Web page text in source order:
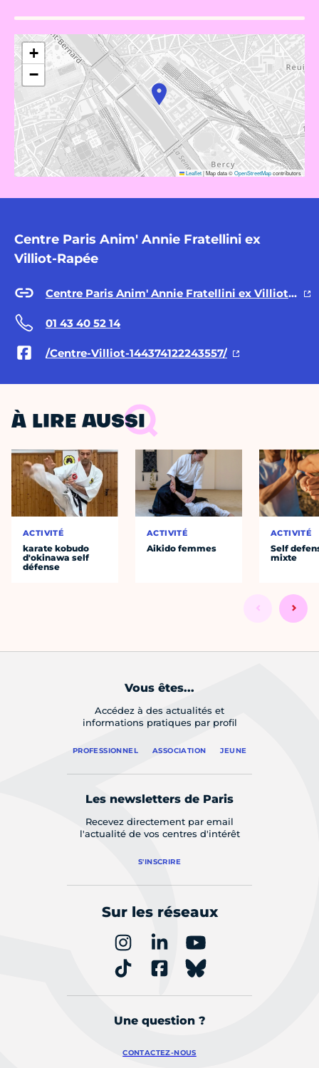
+
−
Leaflet|Map data ©OpenStreetMapcontributors
Centre Paris Anim' Annie Fratellini ex
Villiot-Rapée
Centre Paris Anim' Annie Fratellini ex Villiot-Rapée
01 43 40 52 14
/Centre-Villiot-144374122243557/
À LIRE AUSSI
ACTIVITÉ
karate kobudo
d'okinawa self
défense
ACTIVITÉ
Aikido femmes
ACTIVITÉ
Self
mixte
Vous êtes...
Accédez à des actualités et
informations pratiques par profil
PROFESSIONNEL ASSOCIATION JEUNE
Les newsletters de Paris
Recevez directement par email
l'actualité de vos centres d'intérêt
S'INSCRIRE
Sur les réseaux
Une question ?
CONTACTEZ-NOUS